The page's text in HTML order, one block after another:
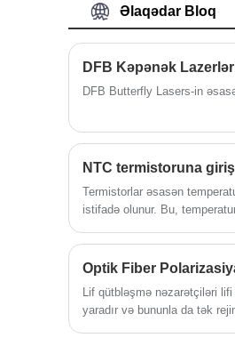
Əlaqədar Bloq
DFB Kəpənək
DFB Butterfly Lasers-in
NTC termistoruna giriş
Termistorlar əsasən
istifadə olunur. Bu,
yarımkeçirici materialların
və sistemlərdə geniş istifadə
temperaturun
istifadə edilmişdir. Mətn
Optik Fiber
Lif qütbləşmə nəzarətçiləri
yaradır və bununla da tək